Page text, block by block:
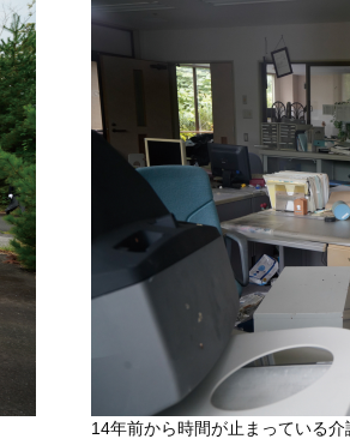
14年前から時間が止まっている介